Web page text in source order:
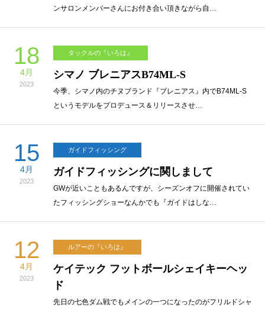
ンサロンメンバーさんにお付き合い頂きながら自…
18
4月
2023
タックルの『いろは』
シマノ ブレニアスB74ML-S
今季、シマノ内のチヌブランド『ブレニアス』内でB74ML-S
というモデルをプロデュース＆リリースさせ…
15
4月
2023
ガイドフィッシング
ガイドフィッシングに関しまして
GWが近いこともあるんですが、シーズンオフに開催されてい
たフィッシングショーなんかでも『ガイドはしな…
12
4月
2023
ルアーの『いろは』
ケイテック フットボールシェイキーヘッ
ド
先日の七色ダム戦でもメインの一つになったのがフリルドシャ